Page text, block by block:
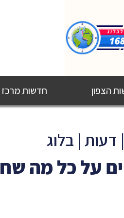
הצפון חדשות מרכז
| בלוג
על כל מה